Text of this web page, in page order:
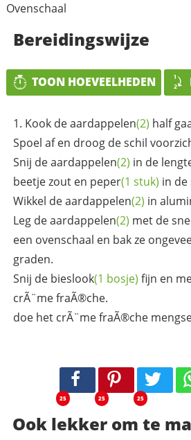
Ovenschaal
Bereidingswijze
TOON HOEVEELHEDEN
Kook deaardappelen(2) half
Spoel af en droog de schil
Snij deaardappelen(2) in de
beetje zout en peper(1 stuk) in de
Wikkel deaardappelen(2) in
Leg deaardappelen(2) met de
een ovenschaal en bak ze
graden.
Snij de bieslook(1 bosje) fijn en
crÃ¨me fraÃ®che.
doe het crÃ¨me fraÃ®che
25 25 25
Ook lekker om te